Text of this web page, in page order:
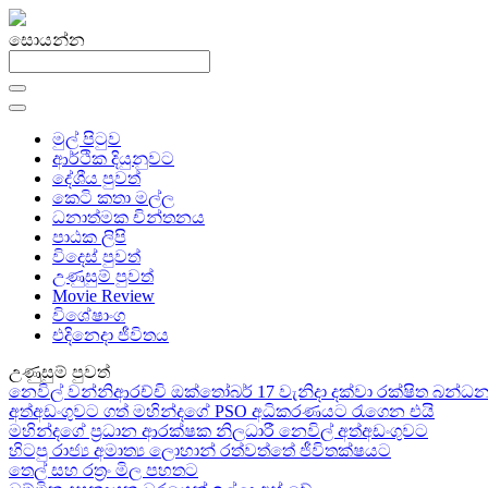
සොයන්න
මුල් පිටුව
ආර්ථික දියුනුවට
දේශීය පුවත්
කෙටි කතා මල්ල
ධනාත්මක චින්තනය
පාඨක ලිපි
විදෙස් පුවත්
උණුසුම් පුවත්
Movie Review
විශේෂාංග
එදිනෙදා ජීවිතය
උණුසුම් පුවත්
නෙවිල් වන්නිආරච්චි ඔක්තෝබර් 17 වැනිදා දක්වා රක්ෂිත
අත්අඩංගුවට ගත් මහින්දගේ PSO අධිකරණයට රැගෙන එයි
මහින්දගේ ප්‍රධාන ආරක්ෂක නිලධාරී නෙවිල් අත්අඩංගුවට
හිටපු රාජ්‍ය අමාත්‍ය ලොහාන් රත්වත්තේ ජීවිතක්ෂයට
තෙල් සහ රත්‍රං මිල පහතට